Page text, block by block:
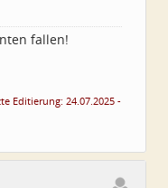
fallen!
Editierung: 24.07.2025 -